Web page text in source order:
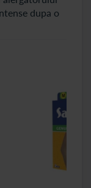
dupa o